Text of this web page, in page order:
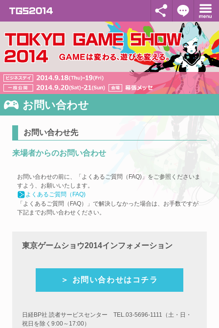
お問い合わせ
お問い合わせ先
来場者からのお問い合わせ
お問い合わせの前に、「よくあるご質問（FAQ)」をご参照くださいま
すよう、お願いいたします。
よくあるご質問（FAQ)
「よくあるご質問（FAQ）」で解決しなかった場合は、お手数ですが
下記までお問い合わせください。
東京ゲームショウ2014インフォメーション
＞ お問い合わせはコチラ
日経BP社 読者サービスセンター TEL.03-5696-1111（土・日・
祝日を除く9:00～17:00）